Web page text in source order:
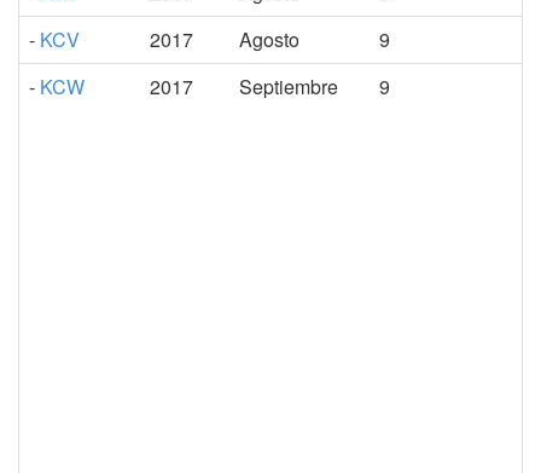
- KCV 2017 Agosto
9
- KCW 2017 Septiembre 9